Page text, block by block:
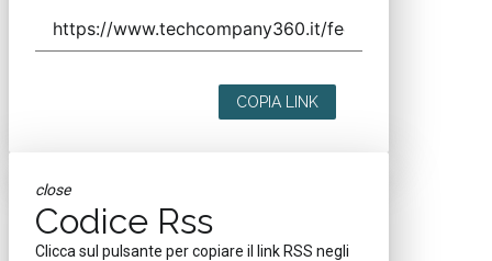
COPIA LINK
close
Codice Rss
Clicca sul pulsante per copiare il link RSS negli